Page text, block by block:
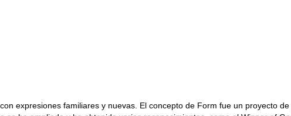
expresiones familiares y nuevas. El concepto de Form fue un proyecto